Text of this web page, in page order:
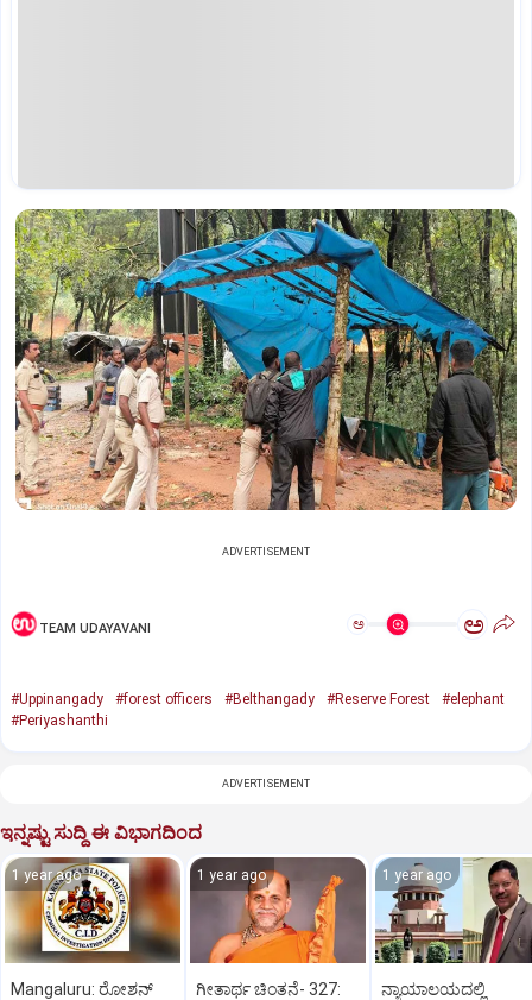
ADVERTISEMENT
TEAM UDAYAVANI ಅ ಅ
#Uppinangady #forest officers #Belthangady #Reserve Forest
#elephant
#Periyashanthi
ADVERTISEMENT
ಇನ್ನಷ್ಟು ಸುದ್ದಿ ಈ ವಿಭಾಗದಿಂದ
1 year ago
Mangaluru: ರೋಶನ್‌
1 year ago
ಗೀತಾರ್ಥ ಚಿಂತನೆ- 327:
1 year ago
ನ್ಯಾಯಾಲಯದಲ್ಲಿ